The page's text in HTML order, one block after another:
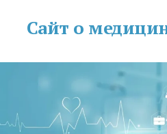
Сайт о